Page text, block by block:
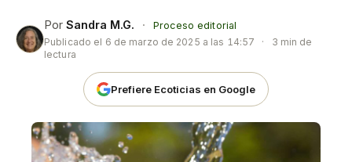
Por Sandra M.G. ·
Proceso editorial
Publicado el 6 de marzo de 2025 a las 14:57 ·
3 min de
lectura
Prefiere Ecoticias en Google